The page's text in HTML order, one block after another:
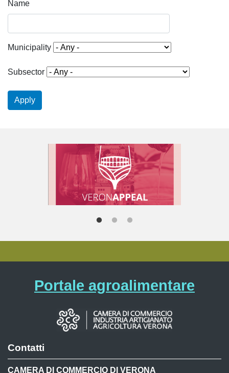
Name
Municipality
Subsector
Apply
Portale agroalimentare
Contatti
CAMERA DI COMMERCIO DI VERONA